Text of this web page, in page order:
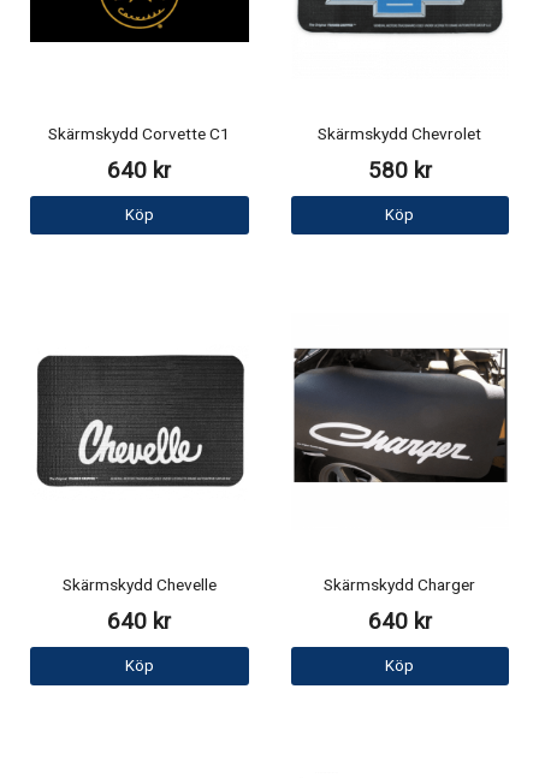
Skärmskydd Corvette C1
640 kr
Köp
Skärmskydd Chevrolet
580 kr
Köp
Skärmskydd Chevelle
640 kr
Köp
Skärmskydd Charger
640 kr
Köp